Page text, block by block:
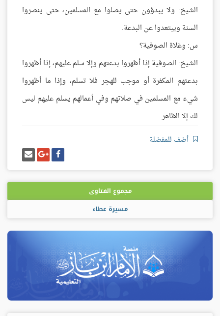
الشيخ: ولا يبدؤون حتى يصلوا مع المسلمين، حتى ينصروا
السنة ويبتعدوا عن البدعة.
س: وغلاة الصوفية؟
الشيخ: الصوفية إذا أظهروا بدعتهم وإلا سلم عليهم، إذا أظهروا
بدعتهم المكفرة أو موجب للهجر فلا تسلم، وإذا ما أظهروا
شيء مع المسلمين في صلاتهم وفي أعمالهم يسلم عليهم ليس
لك إلا الظاهر.
أضف للمفضلة
شارك
على
فيسبوك
شارك
على
غوغل
بلس
إرسل
إيميل
مجموع الفتاوى
مسيرة عطاء